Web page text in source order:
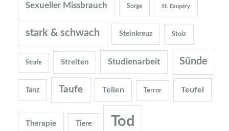
Sexueller Missbrauch Sorge St. Exupéry
stark & schwach Steinkreuz Stolz
Strafe Streiten Studienarbeit Sünde
Tanz Taufe Teilen Terror Teufel
Therapie Tiere Tod